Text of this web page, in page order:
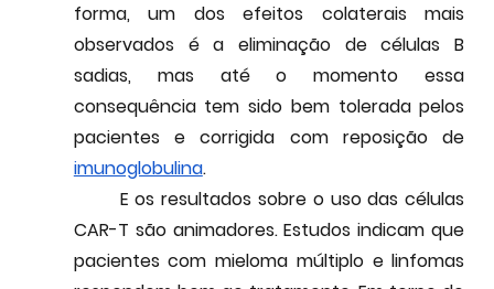
forma, um dos efeitos colaterais mais
observados é a eliminação de células B
sadias, mas até o momento essa
consequência tem sido bem tolerada pelos
imunoglobulina.
CAR-T são animadores. Estudos indicam que